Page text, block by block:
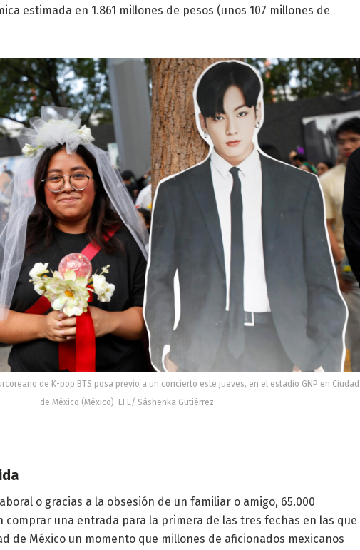
estimada en 1.861 millones de pesos (unos 107 millones de
de K-pop BTS posa previo a un concierto este jueves, en el estadio GNP en Ciudad
de México (México). EFE/ Sáshenka Gutiérrez
o gracias a la obsesión de un familiar o amigo, 65.000
comprar una entrada para la primera de las tres fechas en las que
de México un momento que millones de aficionados mexicanos